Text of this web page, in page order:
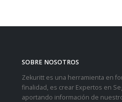
SOBRE NOSOTROS
Zekuritt es una herramienta en
finalidad, es crear Expertos en
aportando información de